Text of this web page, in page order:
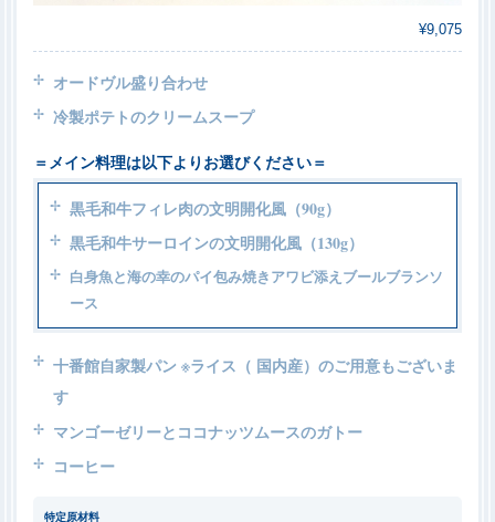
¥9,075
オードヴル盛り合わせ
冷製ポテトのクリームスープ
＝メイン料理は以下よりお選びください＝
黒毛和牛フィレ肉の文明開化風（90g）
黒毛和牛サーロインの文明開化風（130g）
白身魚と海の幸のパイ包み焼きアワビ添え ブールブランソ
ース
十番館自家製パン ※ライス（ 国内産）のご用意もございま
す
マンゴーゼリーとココナッツムースのガトー
コーヒー
特定原材料